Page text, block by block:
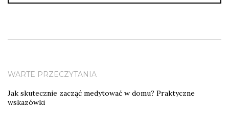
WARTE PRZECZYTANIA
Jak skutecznie zacząć medytować w domu? Praktyczne
wskazówki